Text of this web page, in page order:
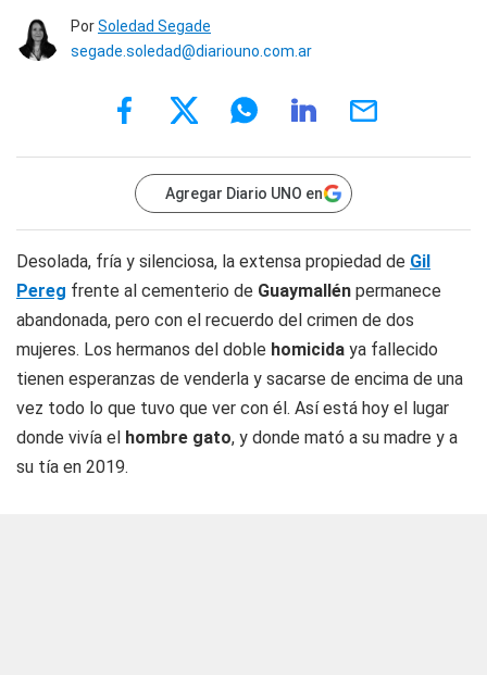
PorSoledad Segade
segade.soledad@diariouno.com.ar
Agregar Diario UNO en
Desolada, fría y silenciosa, la extensa propiedad de Gil
Pereg frente al cementerio de Guaymallén permanece
abandonada, pero con el recuerdo del crimen de dos
mujeres. Los hermanos del doble homicida ya fallecido
tienen esperanzas de venderla y sacarse de encima de una
vez todo lo que tuvo que ver con él. Así está hoy el lugar
donde vivía el hombre gato, y donde mató a su madre y a
su tía en 2019.